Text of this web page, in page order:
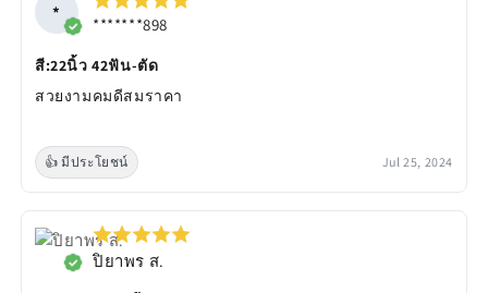
*
*******898
สี:22นิ้ว 42ฟัน-ตัด
สวยงามคมดีสมราคา
👍 มีประโยชน์ Jul 25, 2024
ปิยาพร ส.